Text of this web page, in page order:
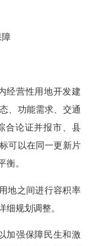
经营性用地开发建
、功能需求、交通
合论证并报市、县
可以在同一更新片
衡。
地之间进行容积率
细规划调整。
加强保障民生和激